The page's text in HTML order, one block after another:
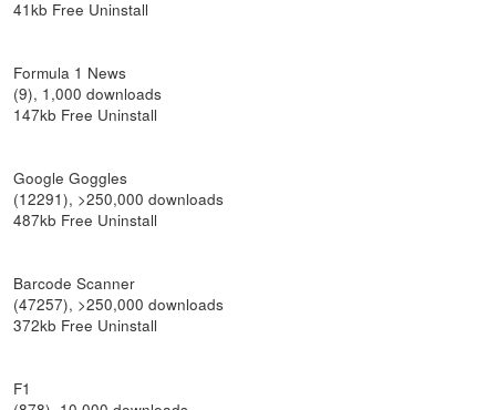
41kb Free Uninstall
Formula 1 News
(9), 1,000 downloads
147kb Free Uninstall
Google Goggles
(12291), >250,000 downloads
487kb Free Uninstall
Barcode Scanner
(47257), >250,000 downloads
372kb Free Uninstall
F1